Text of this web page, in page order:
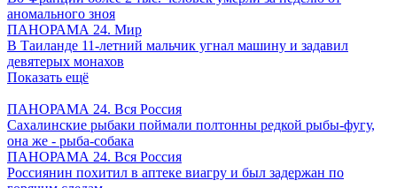
аномального зноя
ПАНОРАМА 24. Мир
В Таиланде 11-летний мальчик угнал машину и задавил
девятерых монахов
Показать ещё
ПАНОРАМА 24. Вся Россия
Сахалинские рыбаки поймали полтонны редкой рыбы-фугу,
она же - рыба-собака
ПАНОРАМА 24. Вся Россия
Россиянин похитил в аптеке виагру и был задержан по